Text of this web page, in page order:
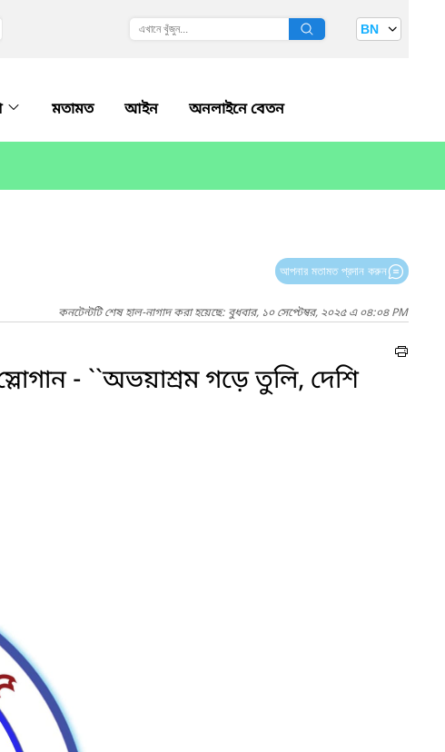
BN
মতামত আইন অনলাইনে বেতন
আপনার মতামত প্রদান করুন
কনটেন্টটি শেষ হাল-নাগাদ করা হয়েছে: বুধবার, ১০ সেপ্টেম্বর, ২০২৫ এ ০৪:০৪ PM
- ``অভয়াশ্রম গড়ে তুলি, দেশি